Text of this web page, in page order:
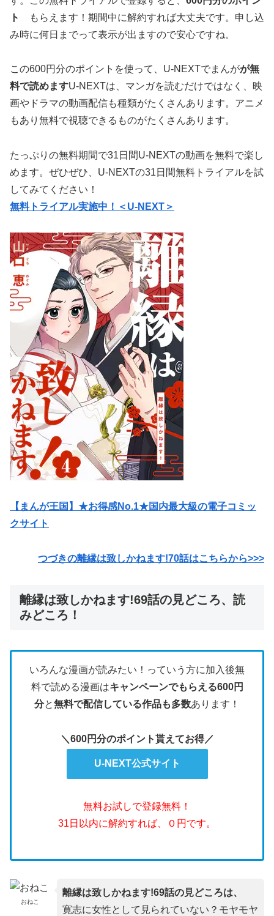
ト
もらえます！期間中に解約すれば大丈夫です。申し込
み時に何日までって表示が出ますので安心ですね。
この600円分のポイントを使って、U-NEXTでまんがが無
料で読めますU-NEXTは、マンガを読むだけではなく、映
画やドラマの動画配信も種類がたくさんあります。アニメ
もあり無料で視聴できるものがたくさんあります。
たっぷりの無料期間で31日間U-NEXTの動画を無料で楽し
めます。ぜひぜひ、U-NEXTの31日間無料トライアルを試
してみてください！
無料トライアル実施中！＜U-NEXT＞
【まんが王国】★お得感No.1★国内最大級の電子コミッ
クサイト
つづきの離縁は致しかねます!70話はこちらから>>>
離縁は致しかねます!69話の見どころ、読
みどころ！
いろんな漫画が読みたい！っていう方に加入後無
料で読める漫画はキャンペーンでもらえる600円
分と無料で配信している作品も多数あります！
＼600円分のポイント貰えてお得／
U-NEXT公式サイト
無料お試しで登録無料！
31日以内に解約すれば、０円です。
おねこ
離縁は致しかねます!69話の見どころは、
寛志に女性として見られていない？モヤモヤ